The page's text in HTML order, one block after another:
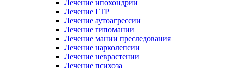
Лечение ипохондрии
Лечение ГТР
Лечение аутоагрессии
Лечение гипомании
Лечение мании преследования
Лечение нарколепсии
Лечение неврастении
Лечение психоза